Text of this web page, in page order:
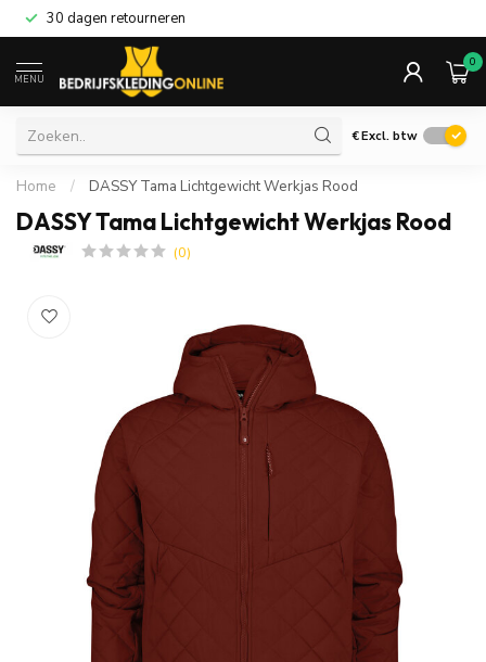
30 dagen retourneren
MENU
0
€Excl. btw
Home / DASSY Tama Lichtgewicht Werkjas Rood
DASSY Tama Lichtgewicht Werkjas Rood
(0)